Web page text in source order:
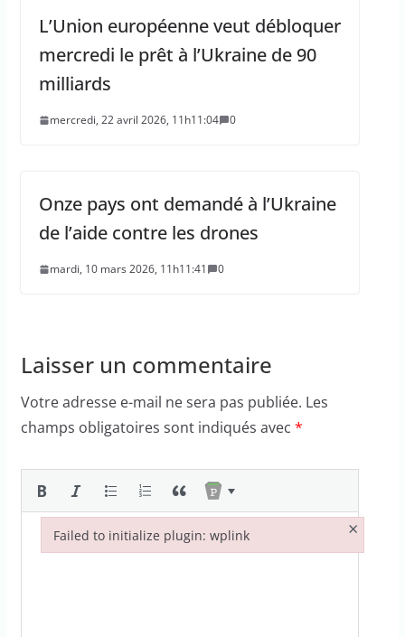
L’Union européenne veut débloquer
mercredi le prêt à l’Ukraine de 90
milliards
mercredi, 22 avril 2026, 11h11:04 0
Onze pays ont demandé à l’Ukraine
de l’aide contre les drones
mardi, 10 mars 2026, 11h11:41 0
Laisser un commentaire
Votre adresse e-mail ne sera pas publiée. Les
champs obligatoires sont indiqués avec *
Failed to initialize plugin: wplink ×
Failed to initialize plugin: wplink